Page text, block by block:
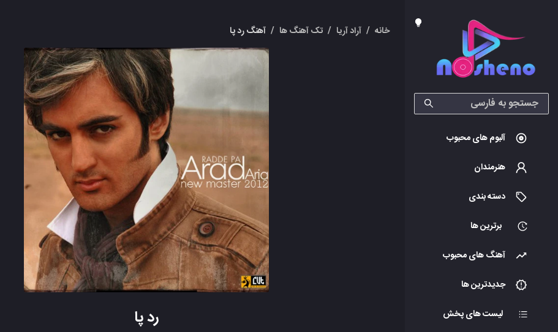
آلبوم های محبوب
هنرمندان
دسته بندی
برترین ها
آهنگ های محبوب
جدیدترین ها
لیست های پخش
خانه / آراد آریا / تک آهنگ ها / آهنگ رد پا
رد پا